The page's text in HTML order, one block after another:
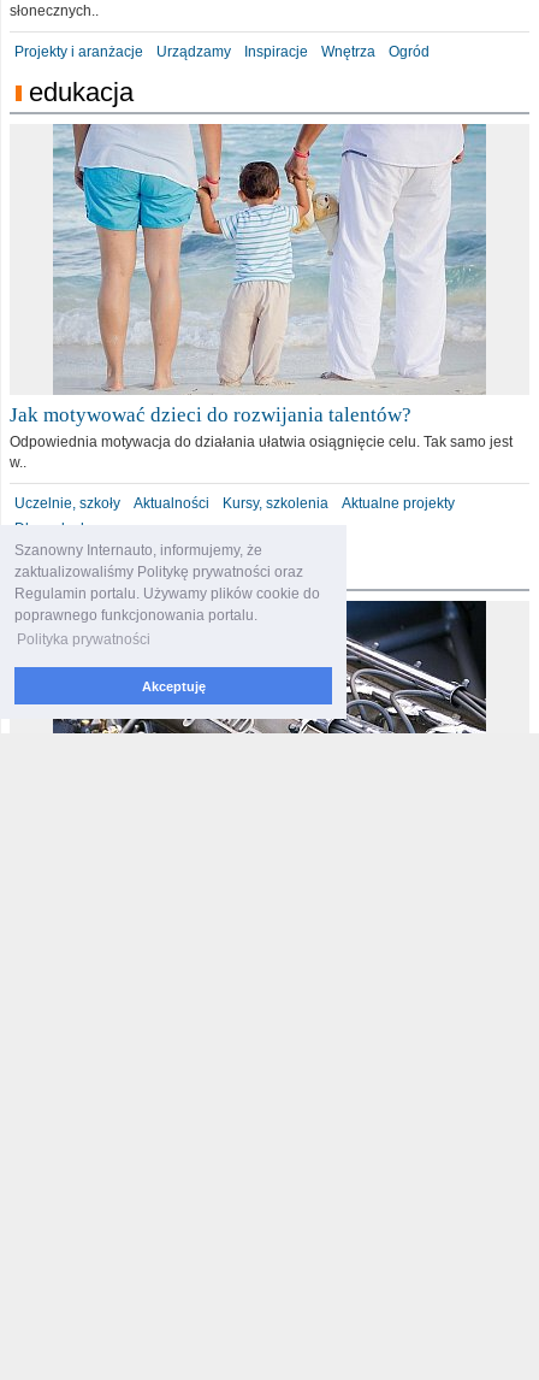
Szanowny Internauto, informujemy, że
zaktualizowaliśmy Politykę prywatności oraz
Regulamin portalu. Używamy plików cookie do
poprawnego funkcjonowania portalu.
Polityka prywatności
Akceptuję
słonecznych..
Projekty i aranżacje Urządzamy Inspiracje Wnętrza Ogród
edukacja
Jak motywować dzieci do rozwijania talentów?
Odpowiednia motywacja do działania ułatwia osiągnięcie celu. Tak samo jest
w..
Uczelnie, szkoły Aktualności Kursy, szkolenia
Aktualne projekty
Dla malucha
motoryzacja